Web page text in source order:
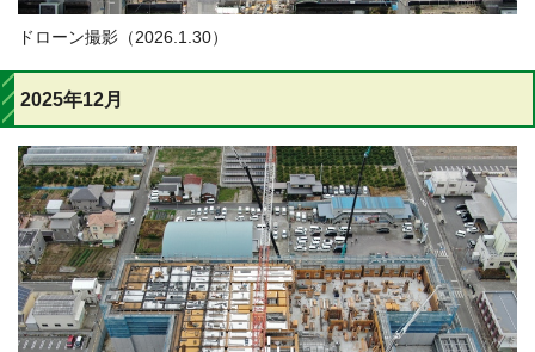
ドローン撮影（2026.1.30）
2025年12月